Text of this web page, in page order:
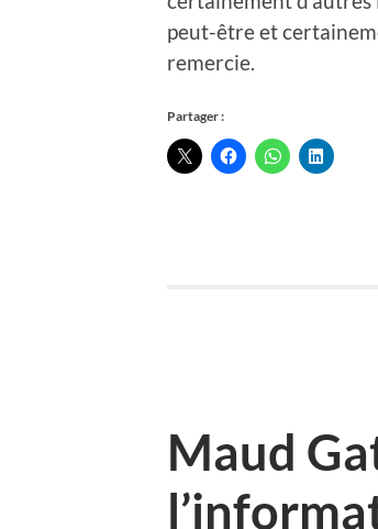
peut-être et
remercie.
Partager :
Maud